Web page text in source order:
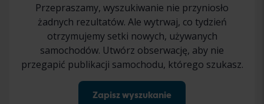
Przepraszamy, wyszukiwanie nie przyniosło
żadnych rezultatów. Ale wytrwaj, co tydzień
otrzymujemy setki nowych, używanych
samochodów. Utwórz obserwację, aby nie
przegapić publikacji samochodu, którego szukasz.
Zapisz wyszukanie